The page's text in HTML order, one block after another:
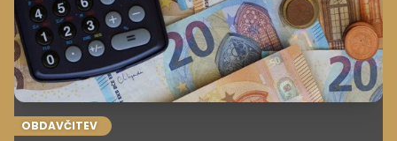
OBDAVČITEV